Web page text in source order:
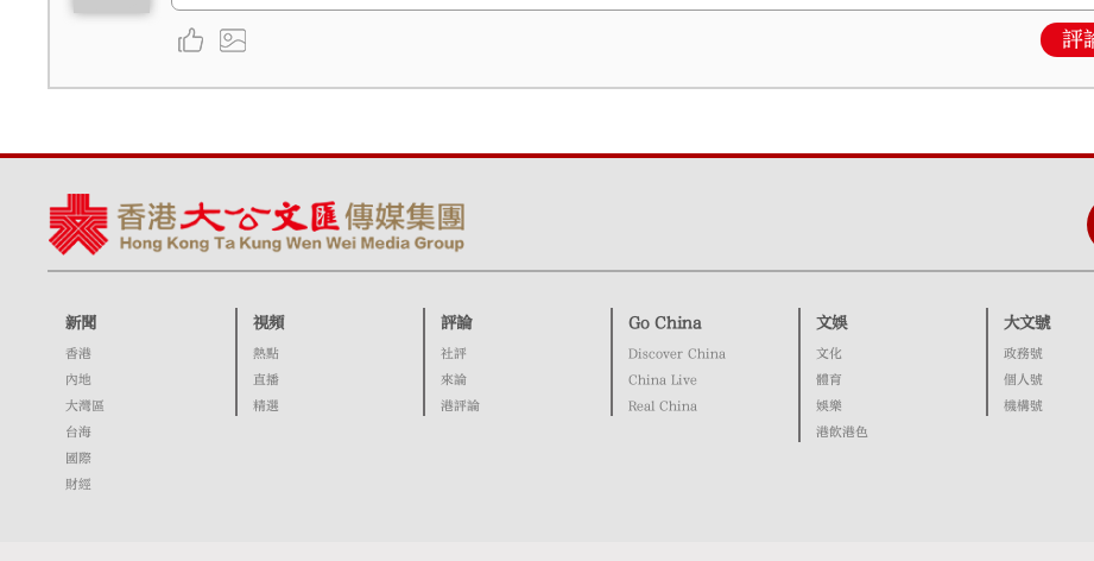
評
新聞
香港
內地
大灣區
台海
國際
財經
視頻
熱點
直播
精選
評論
社評
來論
港評論
Go China
Discover China
China Live
Real China
文娛
文化
體育
娛樂
港飲港色
大文號
政務號
個人號
機構號